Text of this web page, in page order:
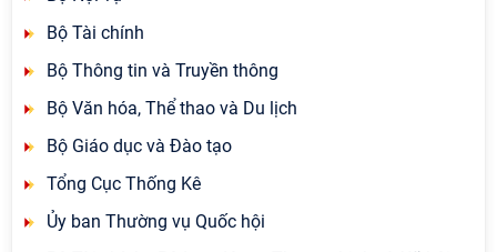
Bộ Tài chính
Bộ Thông tin và Truyền thông
Bộ Văn hóa, Thể thao và Du lịch
Bộ Giáo dục và Đào tạo
Tổng Cục Thống Kê
Ủy ban Thường vụ Quốc hội